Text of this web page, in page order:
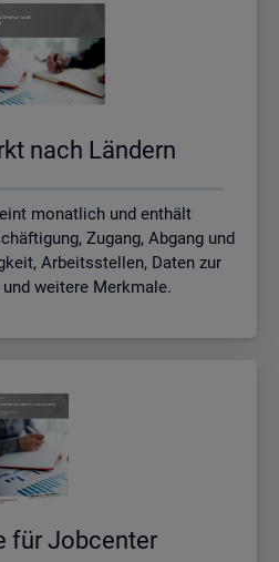
nach Län­dern
monatlich und enthält
Zugang, Abgang und
Arbeitsstellen, Daten zur
weitere Merkmale.
für Job­cen­ter